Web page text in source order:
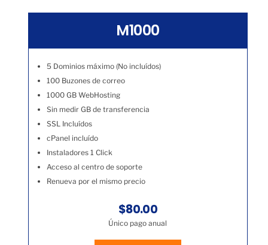
M1000
5 Dominios máximo (No incluídos)
100 Buzones de correo
1000 GB WebHosting
Sin medir GB de transferencia
SSL Incluídos
cPanel incluído
Instaladores 1 Click
Acceso al centro de soporte
Renueva por el mismo precio
$80.00
Único pago anual